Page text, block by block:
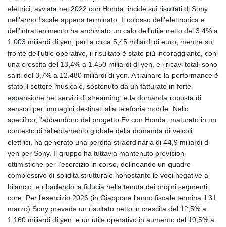
GIP 0.857346
GMD 85.360325
GNF
10130.304785
GTQ 8.80021
GYD 241.302858
HKD 9.049284
HNL 30.914302
HRK 7.536546
HTG 150.809283
HUF 364.573259
IDR
20594.998152
ILS 3.463666
IMP 0.857346
INR 109.83378
IQD 1510.89449
IRR
1585920.982023
ISK 142.572116
elettrici, avviata nel 2022 con Honda, incide sui risultati di Sony
nell'anno fiscale appena terminato. Il colosso dell'elettronica e
dell'intrattenimento ha archiviato un calo dell'utile netto del 3,4% a
1.003 miliardi di yen, pari a circa 5,45 miliardi di euro, mentre sul
fronte dell'utile operativo, il risultato è stato più incoraggiante, con
una crescita del 13,4% a 1.450 miliardi di yen, e i ricavi totali sono
saliti del 3,7% a 12.480 miliardi di yen. A trainare la performance è
stato il settore musicale, sostenuto da un fatturato in forte
espansione nei servizi di streaming, e la domanda robusta di
sensori per immagini destinati alla telefonia mobile. Nello
specifico, l'abbandono del progetto Ev con Honda, maturato in un
contesto di rallentamento globale della domanda di veicoli
elettrici, ha generato una perdita straordinaria di 44,9 miliardi di
yen per Sony. Il gruppo ha tuttavia mantenuto previsioni
ottimistiche per l'esercizio in corso, delineando un quadro
complessivo di solidità strutturale nonostante le voci negative a
bilancio, e ribadendo la fiducia nella tenuta dei propri segmenti
core. Per l'esercizio 2026 (in Giappone l'anno fiscale termina il 31
marzo) Sony prevede un risultato netto in crescita del 12,5% a
1.160 miliardi di yen, e un utile operativo in aumento del 10,5% a